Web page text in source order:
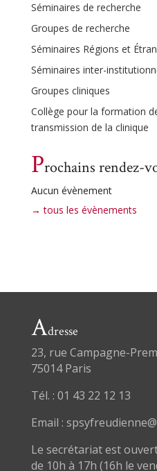
Séminaires de recherche
Groupes de recherche
Séminaires Régions et
Séminaires inter-
Groupes cliniques
Collège pour la formation
transmission de la clinique
Prochains rendez-
Aucun évènement
→ tous les évènements
Adresse
23, rue Campagne-
75014 Paris
Tél. : 01 43 22 12 13
Email :
Le secrétariat est
de 10h à 17h (16h le